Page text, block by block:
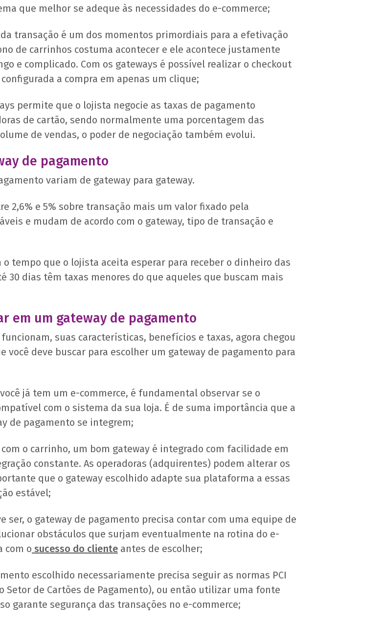
que melhor se adeque às necessidades do e-commerce;
transação é um dos momentos primordiais para a efetivação
de carrinhos costuma acontecer e ele acontece justamente
e complicado. Com os gateways é possível realizar o checkout
a compra em apenas um clique;
permite que o lojista negocie as taxas de pagamento
de cartão, sendo normalmente uma porcentagem das
de vendas, o poder de negociação também evolui.
de pagamento
variam de gateway para gateway.
2,6% e 5% sobre transação mais um valor fixado pela
e mudam de acordo com o gateway, tipo de transação e
tempo que o lojista aceita esperar para receber o dinheiro das
30 dias têm taxas menores do que aqueles que buscam mais
em um gateway de pagamento
suas características, benefícios e taxas, agora chegou
você deve buscar para escolher um gateway de pagamento para
já tem um e-commerce, é fundamental observar se o
com o sistema da sua loja. É de suma importância que a
de pagamento se integrem;
o carrinho, um bom gateway é integrado com facilidade em
constante. As operadoras (adquirentes) podem alterar os
que o gateway escolhido adapte sua plataforma a essas
estável;
ser, o gateway de pagamento precisa contar com uma equipe de
obstáculos que surjam eventualmente na rotina do e-
com o sucesso do cliente antes de escolher;
escolhido necessariamente precisa seguir as normas PCI
Setor de Cartões de Pagamento), ou então utilizar uma fonte
garante segurança das transações no e-commerce;